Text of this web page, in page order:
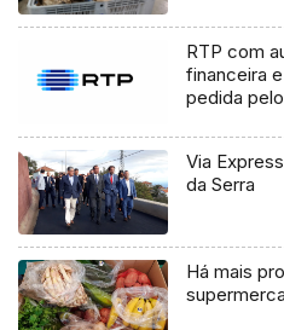
RTP com
financeira
pedida
Via
da Serra
Há mais